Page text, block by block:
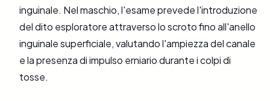
inguinale. Nel maschio, l'esame prevede l'introduzione
del dito esploratore attraverso lo scroto fino all'anello
inguinale superficiale, valutando l'ampiezza del canale
e la presenza di impulso erniario durante i colpi di
tosse.